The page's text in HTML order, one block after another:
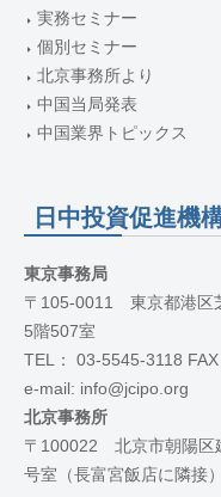
実務セミナー
個別セミナー
北京事務所より
中国当局発表
中国業界トピックス
日中投資促進機
東京事務局
〒105-0011 東京都港区
5階507室
TEL： 03-5545-3118
e-mail: info@jcipo.org
北京事務所
〒100022 北京市朝陽区
号室（長富宮飯店に隣接）